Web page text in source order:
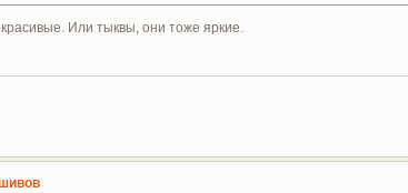
Или тыквы, они тоже яркие.